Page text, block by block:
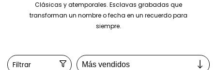
Clásicas y atemporales. Esclavas grabadas que
transforman un nombre o fecha en un recuerdo para
siempre.
Filtrar